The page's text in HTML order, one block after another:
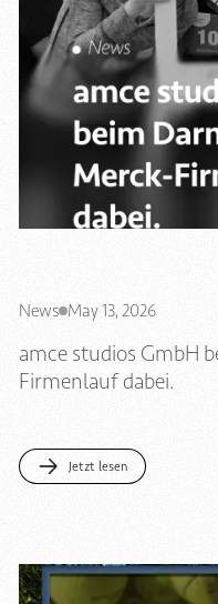
News May 13, 2026
amce studios GmbH
Firmenlauf dabei.
Jetzt lesen